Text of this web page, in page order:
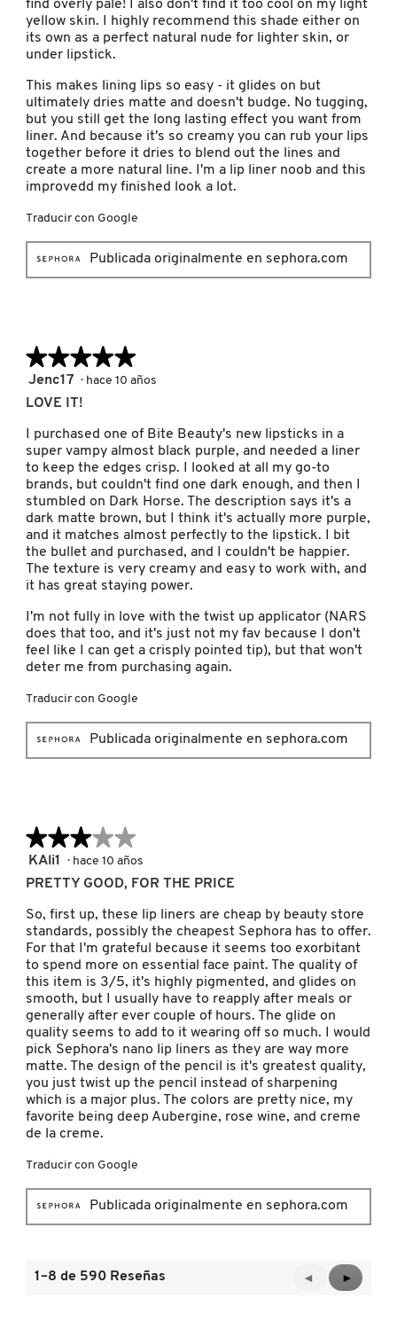
NUXE
OLAPLEX
OLLIE
ONE SIZE
PATCHOLOGY
PATRICK TA
PEACE OUT SKINCARE
PETER THOMAS ROTH
PHLUR
RABANNE
REDKEN
SARELLY
SEPHORA COLLECTION
SEPHORA FAVORITES
SHARK
SHISEIDO
SKIN 1004
find overly pale! I also don't find it too cool on my light
yellow skin. I highly recommend this shade either on
its own as a perfect natural nude for lighter skin, or
under lipstick.
This makes lining lips so easy - it glides on but
ultimately dries matte and doesn't budge. No tugging,
but you still get the long lasting effect you want from
liner. And because it's so creamy you can rub your lips
together before it dries to blend out the lines and
create a more natural line. I'm a lip liner noob and this
improvedd my finished look a lot.
Traducir con Google
Publicada originalmente en sephora.com
★★★★★
★★★★★
de
estrellas.
Jenc17 · hace 10 años
LOVE IT!
I purchased one of Bite Beauty's new lipsticks in a
super vampy almost black purple, and needed a liner
to keep the edges crisp. I looked at all my go-to
brands, but couldn't find one dark enough, and then I
stumbled on Dark Horse. The description says it's a
dark matte brown, but I think it's actually more purple,
and it matches almost perfectly to the lipstick. I bit
the bullet and purchased, and I couldn't be happier.
The texture is very creamy and easy to work with, and
it has great staying power.
I'm not fully in love with the twist up applicator (NARS
does that too, and it's just not my fav because I don't
feel like I can get a crisply pointed tip), but that won't
deter me from purchasing again.
Traducir con Google
Publicada originalmente en sephora.com
★★★★★
★★★★★
3
de
estrellas.
KAli1 · hace 10 años
PRETTY GOOD, FOR THE PRICE
So, first up, these lip liners are cheap by beauty store
standards, possibly the cheapest Sephora has to offer.
For that I'm grateful because it seems too exorbitant
to spend more on essential face paint. The quality of
this item is 3/5, it's highly pigmented, and glides on
smooth, but I usually have to reapply after meals or
generally after ever couple of hours. The glide on
quality seems to add to it wearing off so much. I would
pick Sephora's nano lip liners as they are way more
matte. The design of the pencil is it's greatest quality,
you just twist up the pencil instead of sharpening
which is a major plus. The colors are pretty nice, my
favorite being deep Aubergine, rose wine, and creme
de la creme.
Traducir con Google
Publicada originalmente en sephora.com
1–8 de 590 Reseñas
Anterior
Reviews
◄
Reviews
►